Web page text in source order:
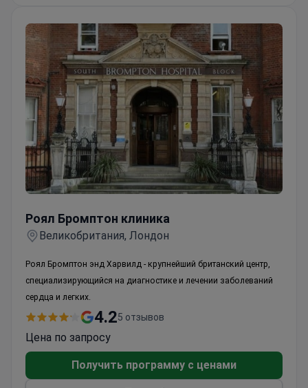
клинике провели первую в мире операцию на
неоперaбельном сердце, которая подарила
жизнь пациенту, считавшемуся неизлечимым.
Роял Бромптон клиника
Великобритания, Лондон
Роял Бромптон энд Харвилд - крупнейший британский центр,
специализирующийся на диагностике и лечении заболеваний
cepдца и легких.
4.25 отзывов
Цена по запросу
Получить программу с ценами